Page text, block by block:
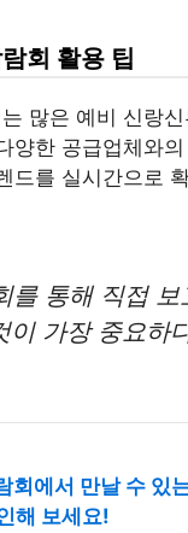
회 활용 팁
많은 예비 신랑
양한 공급업체와의
드를 실시간으로
를 통해 직접 보
이 가장 중요하
회에서 만날 수 있
해 보세요!